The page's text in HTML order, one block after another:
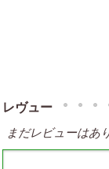
レヴュー
まだレビューはあ